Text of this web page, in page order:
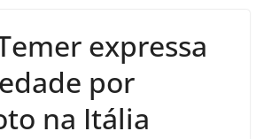
expressa
por
na Itália